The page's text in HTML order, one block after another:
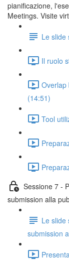
pianificazione,
Meetings. Visite
Le slide
Il ruolo
Overlap
(14:51)
Tool
Sessione 7 -
submission alla
Le slide
submission